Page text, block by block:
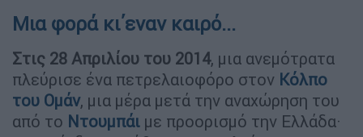
Μια φορά κι΄εναν καιρό...
Στις 28 Απριλίου του 2014, μια ανεμότρατα
πλεύρισε ένα πετρελαιοφόρο στον Κόλπο
του Ομάν, μια μέρα μετά την αναχώρηση του
από το Ντουμπάι με προορισμό την Ελλάδα·